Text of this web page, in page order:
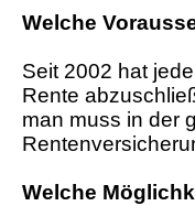
Welche
Seit 2002 hat
Rente
man muss in der
Welche